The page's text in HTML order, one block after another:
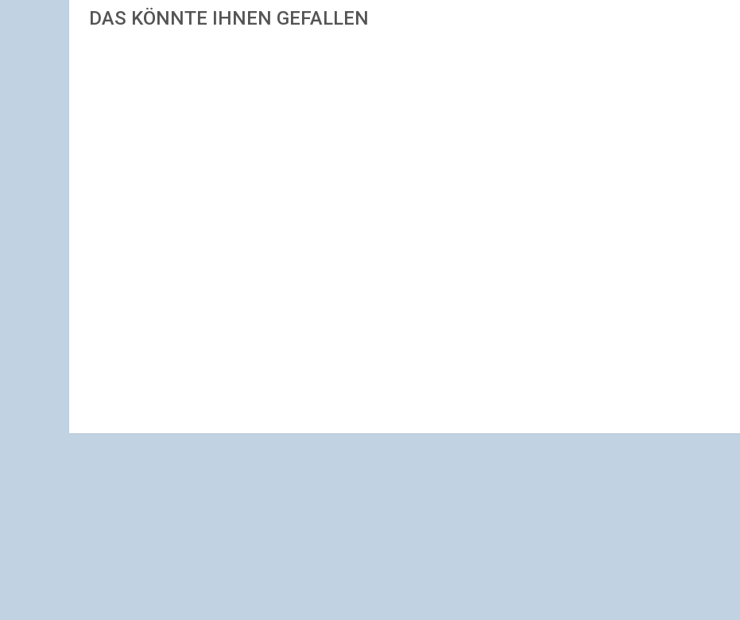
DAS KÖNNTE IHNEN GEFALLEN